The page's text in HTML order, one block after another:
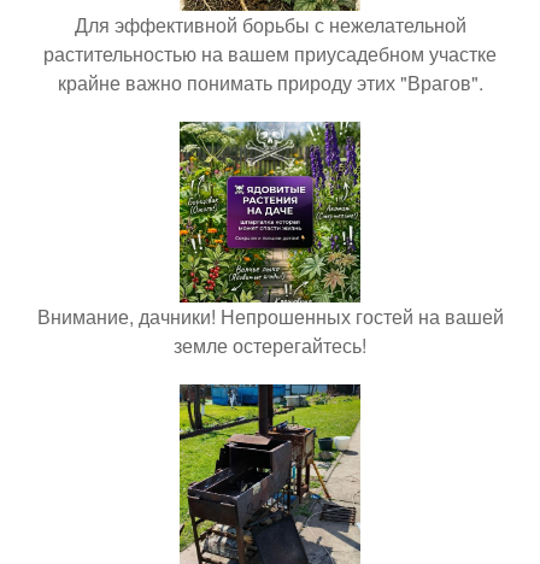
Для эффективной борьбы с нежелательной
растительностью на вашем приусадебном участке
крайне важно понимать природу этих "Врагов".
Внимание, дачники! Непрошенных гостей на вашей
земле остерегайтесь!